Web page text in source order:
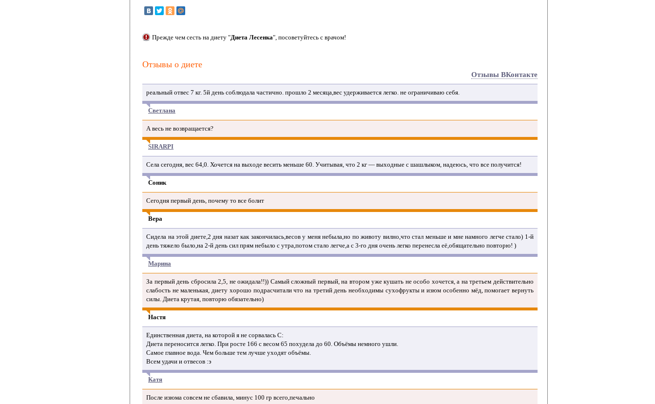
Прежде чем сесть на диету "Диета Лесенка", посоветуйтесь с врачом!
Отзывы о диете
Отзывы ВКонтакте
реальный отвес 7 кг. 5й день соблюдала частично. прошло 2 месяца,вес удерживается легко. не ограничиваю себя.
Светлана
А весь не возвращается?
SIRARPI
Села сегодня, вес 64,0. Хочется на выходе весить меньше 60. Учитывая, что 2 кг — выходные с шашлыком, надеюсь, что все получится!
Соник
Сегодня первый день, почему то все болит
Вера
Сидела на этой диете,2 дня назат как закончилась,весов у меня небыла,но по животу вилно,что стал меньше и мне намного легче стало) 1-й
день тяжело было,на 2-й день сил прям небыло с утра,потом стало легче,а с 3-го дня очень легко перенесла её,обящательно повторю! )
Марина
За первый день сбросила 2,5, не ожидала!!)) Самый сложный первый, на втором уже кушать не особо хочется, а на третьем действительно
слабость не маленькая, диету хорошо подрасчитали что на третий день необходимы сухофрукты и изюм особенно мёд, помогает вернуть
силы. Диета крутая, повторю обязательно)
Настя
Единственная диета, на которой я не сорвалась С:
Диета переносится легко. При росте 166 с весом 65 похудела до 60. Объёмы немного ушли.
Самое главное вода. Чем больше тем лучше уходят объёмы.
Всем удачи и отвесов :э
Катя
После изюма совсем не сбавила, минус 100 гр всего,печально